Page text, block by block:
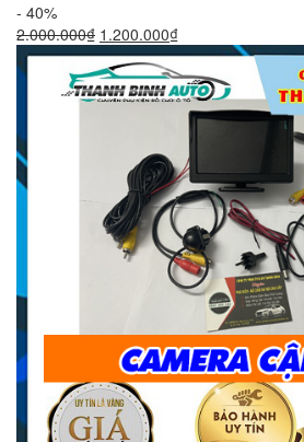
- 40%
2.000.000₫ Giá
gốc
là:
2.000.000₫.
1.200.000₫Giá
hiện
tại
là:
1.200.000₫.